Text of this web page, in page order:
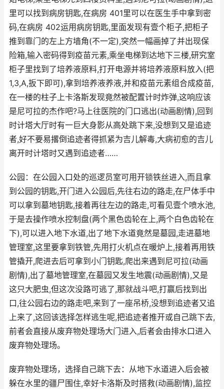
里可以找到病房钥匙,在病房 401里可以在医生手中拿到密
码,在病房 402运用病房钥匙,里面发现有壹个柜子,把柜子
推到靠门的左上方墙角(不一定),突然一幅画掉了并出现保
险箱,输入密码得到疫苗元素,乘坐电梯到达地下三楼,研究室
柜子里找到了培养液原料,打开电源并将培养液原料放入(把
1,3,A,扳下即可),拿到培养液养液,并和疫苗元素组合成疫苗,
在一楼的柱子上卡洛斯发现竟然被配置计时炸弹,这响应该
是尼可拉的杰作吧?马上往医院的门口逃出(动画剧情),回到
时计塔大厅时有一巨大身影从高处跳下来,没想到又是追迹
者,好不要易撂倒追迹者得抓紧为吉儿解毒,大病初愈的吉儿
离开时计塔时又遇到追迹者……
公园：在公园入口处的巡逻员室可用开锁铁丝进入,而且拿
到公园的钥匙,开门进入公园后,先往右边的路走,在尸体手中
可以拿到墓地钥匙,接着再往左边的路走,可看见壹个喷水池,
于是去操作喷水控制盘(两个黑色齿轮在上,两个白色齿轮在
下),可以进入地下水道,出了地下水道竟然是墓园,走进墓地
管理室,这里要拿到铁管,先用打火机点在暖炉上,接着再用铁
管撬开,爬进去后可拿到小门钥匙,爬出来遇到尼可拉(动画
剧情),出了墓地管理室,在墓园又发生地震(动画剧情),又是
这只大肥虫,但这次没路可逃了,那就战斗吧,打赢后找到出
口,往公园右边的路走吧,来到了一座吊桥,没想到追迹者又追
上来了,这回该选择怎样逃生呢,把追迹者推开或自己跳下去,
前者会直接从废弃物处理场大门进入,后者会由排水口进入
废弃物处理场。
废弃物处理场，选择自己跳下去：从地下水道进入后会被
躲在水里的疆尸围住,幸好卡洛斯及时搭救(动画剧情),监控